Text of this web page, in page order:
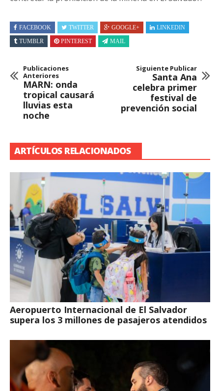
FACEBOOK TWITTER GOOGLE+
LINKEDIN
TUMBLR
PINTEREST MAIL
Publicaciones
Anteriores
MARN: onda
tropical causará
lluvias esta
noche
Siguiente Publicar
Santa Ana
celebra primer
festival de
prevención social
ARTÍCULOS RELACIONADOS
Aeropuerto Internacional de El Salvador
supera los 3 millones de pasajeros atendidos